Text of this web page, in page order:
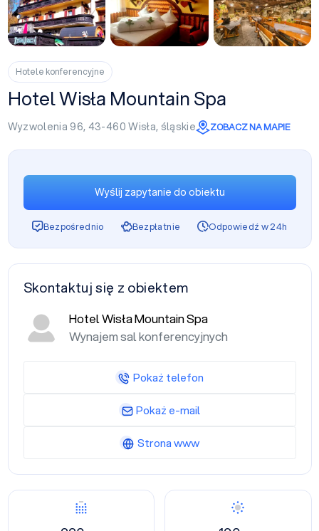
Hotele konferencyjne
Hotel Wisła Mountain Spa
Wyzwolenia 96, 43-460Wisła, śląskie ZOBACZ NA MAPIE
Konferencja Bankiet
Wyślij zapytanie do obiektu
Bezpośrednio Bezpłatnie Odpowiedź w 24h
Skontaktuj się z obiektem
Hotel Wisła Mountain Spa
Wynajem sal konferencyjnych
Pokaż telefon
Pokaż e-mail
Strona www